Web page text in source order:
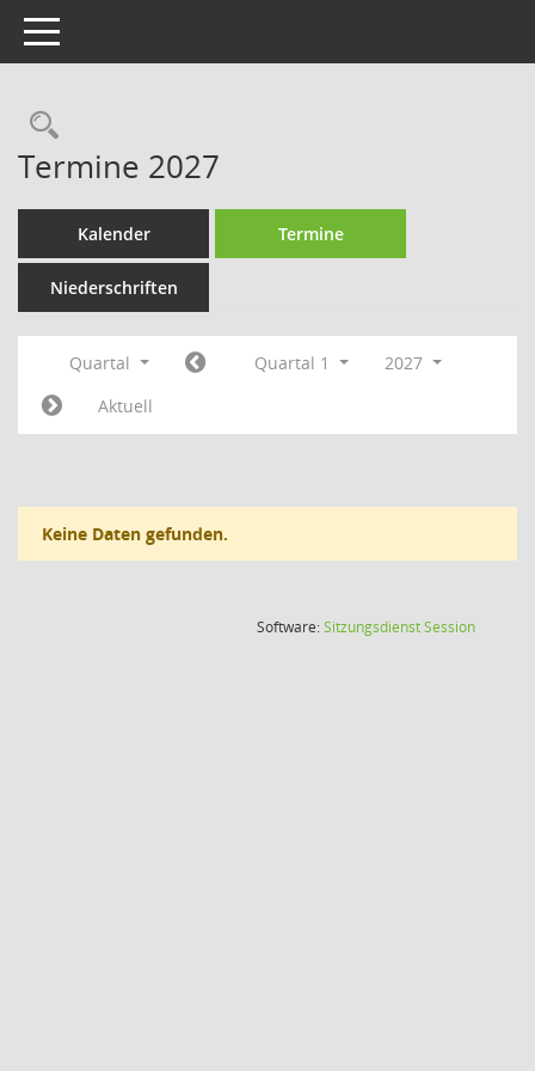
Toggle navigation
Rechercheauswahl
Termine 2027
Kalender Termine
Niederschriften
Quartal Quartal 1
2027
Aktuell
Keine Daten gefunden.
Software:SitzungsdienstSession(Wird in